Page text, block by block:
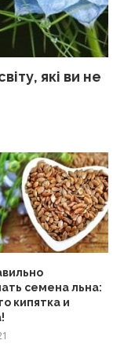
які ви не
семена льна:
кипятка и